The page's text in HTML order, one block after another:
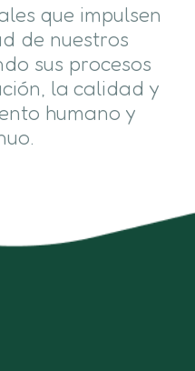
que impulsen
de nuestros
sus procesos
la calidad y
humano y